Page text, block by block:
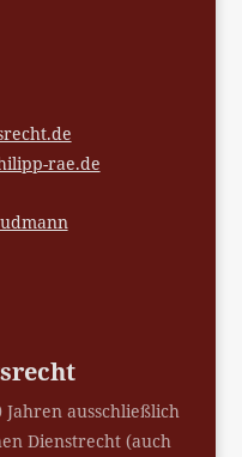
rae.de
ausschließlich
Dienstrecht (auch